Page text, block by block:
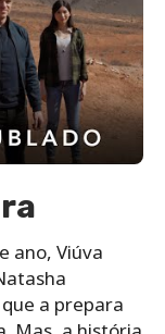
ano, Viúva
a prepara